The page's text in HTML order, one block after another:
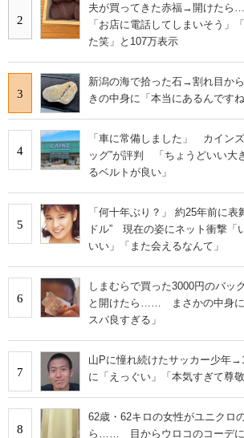
2
夫が買ってきた赤福→開けた
「お店に電話してしまいそう」
た笑」と107万表示
3
新潟の海で拾った石→割れ目か
きの中身に「本当にあるんです
4
「車に常備しました」 カイン
ッグ”が評判 「ちょうどいい大
るベルトが良い」
5
「何十年ぶり？」 約25年前に表
ドル” 現在の姿にネット衝撃「
いい」「また会えるなんて」
6
しまむらで買った3000円のバッ
と開けたら…… まさかの中身に
スパ良すぎる」
7
山Pに憧れ続けたサッカー少
に「えっぐい」「本気すぎて尊
8
62歳・62キロの女性がユニクロ
ら…… 目からウロコのコーデに